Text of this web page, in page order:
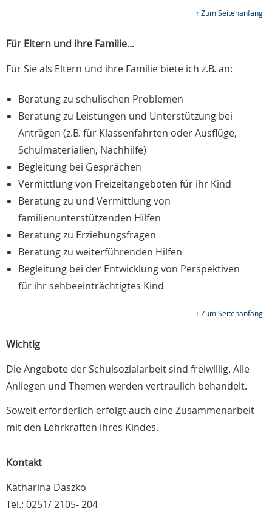
↑ Zum Seitenanfang
Für Eltern und ihre Familie...
Für Sie als Eltern und ihre Familie biete ich z.B. an:
Beratung zu schulischen Problemen
Beratung zu Leistungen und Unterstützung bei
Anträgen (z.B. für Klassenfahrten oder Ausflüge,
Schulmaterialien, Nachhilfe)
Begleitung bei Gesprächen
Vermittlung von Freizeitangeboten für ihr Kind
Beratung zu und Vermittlung von
familienunterstützenden Hilfen
Beratung zu Erziehungsfragen
Beratung zu weiterführenden Hilfen
Begleitung bei der Entwicklung von Perspektiven
für ihr sehbeeinträchtigtes Kind
↑ Zum Seitenanfang
Wichtig
Die Angebote der Schulsozialarbeit sind freiwillig. Alle
Anliegen und Themen werden vertraulich behandelt.
Soweit erforderlich erfolgt auch eine Zusammenarbeit
mit den Lehrkräften ihres Kindes.
Kontakt
Katharina Daszko
Tel.: 0251/ 2105- 204